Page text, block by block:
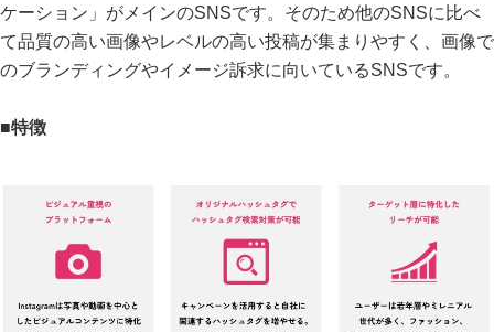
ケーション」がメインのSNSです。そのため他のSNSに比べ
て品質の高い画像やレベルの高い投稿が集まりやすく、画像で
のブランディングやイメージ訴求に向いているSNSです。
■特徴